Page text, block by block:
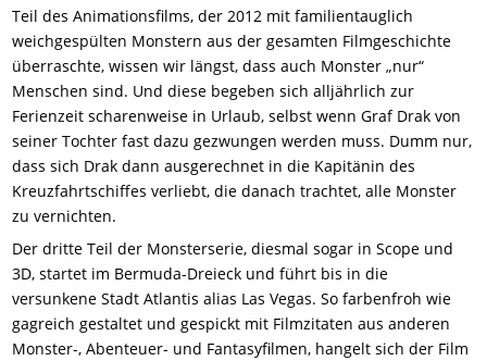
Teil des Animationsfilms, der 2012 mit familientauglich
weichgespülten Monstern aus der gesamten Filmgeschichte
überraschte, wissen wir längst, dass auch Monster „nur“
Menschen sind. Und diese begeben sich alljährlich zur
Ferienzeit scharenweise in Urlaub, selbst wenn Graf Drak von
seiner Tochter fast dazu gezwungen werden muss. Dumm nur,
dass sich Drak dann ausgerechnet in die Kapitänin des
Kreuzfahrtschiffes verliebt, die danach trachtet, alle Monster
zu vernichten.
Der dritte Teil der Monsterserie, diesmal sogar in Scope und
3D, startet im Bermuda-Dreieck und führt bis in die
versunkene Stadt Atlantis alias Las Vegas. So farbenfroh wie
gagreich gestaltet und gespickt mit Filmzitaten aus anderen
Monster-, Abenteuer- und Fantasyfilmen, hangelt sich der Film